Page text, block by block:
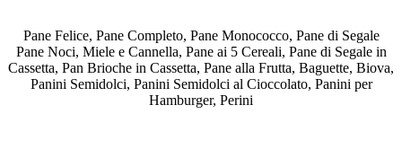
Pane Felice, Pane Completo, Pane Monococco, Pane di Segale
Pane Noci, Miele e Cannella, Pane ai 5 Cereali, Pane di Segale in
Cassetta, Pan Brioche in Cassetta, Pane alla Frutta, Baguette, Biova,
Panini Semidolci, Panini Semidolci al Cioccolato, Panini per
Hamburger, Perini